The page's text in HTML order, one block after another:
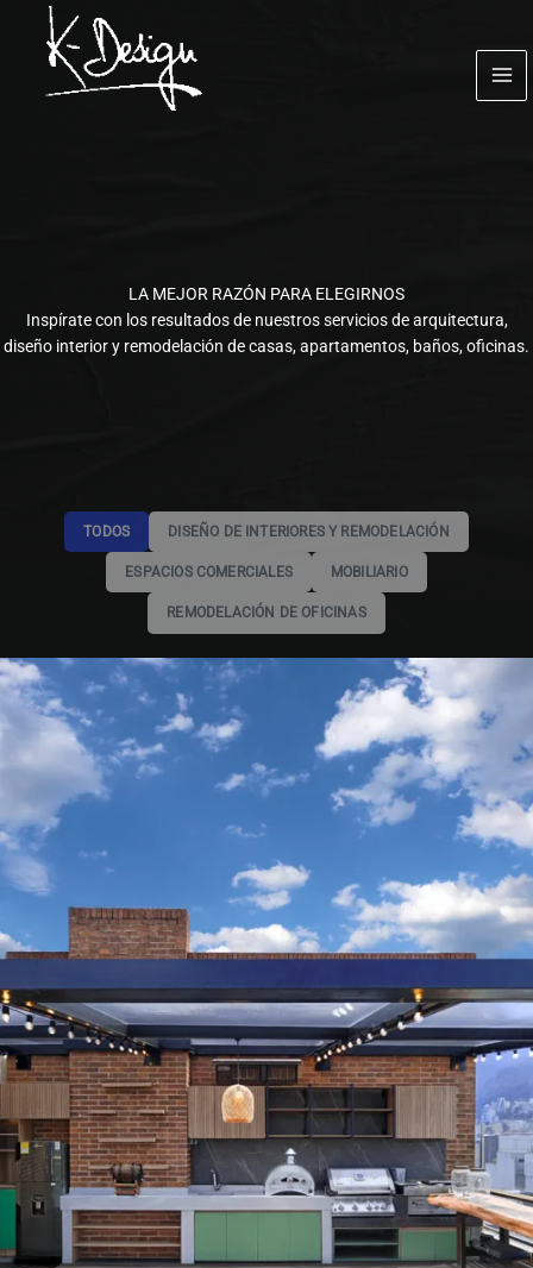
contenido
LA MEJOR RAZÓN PARA ELEGIRNOS
Inspírate con los resultados de nuestros servicios de arquitectura,
diseño interior y remodelación de casas, apartamentos, baños, oficinas.
TODOS DISEÑO DE INTERIORES Y REMODELACIÓN
ESPACIOS COMERCIALES MOBILIARIO
REMODELACIÓN DE OFICINAS